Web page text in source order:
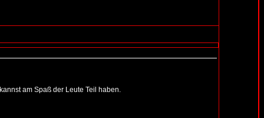
am Spaß der Leute Teil haben.